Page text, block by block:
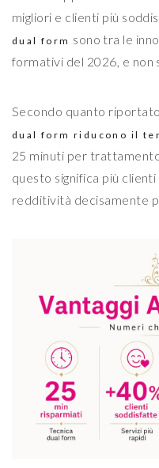
migliori e clienti più
dual form sono tra le
formativi del 2026, e non
Secondo quanto
dual form riducono il
25 minuti per
questo significa più
redditività decisamente